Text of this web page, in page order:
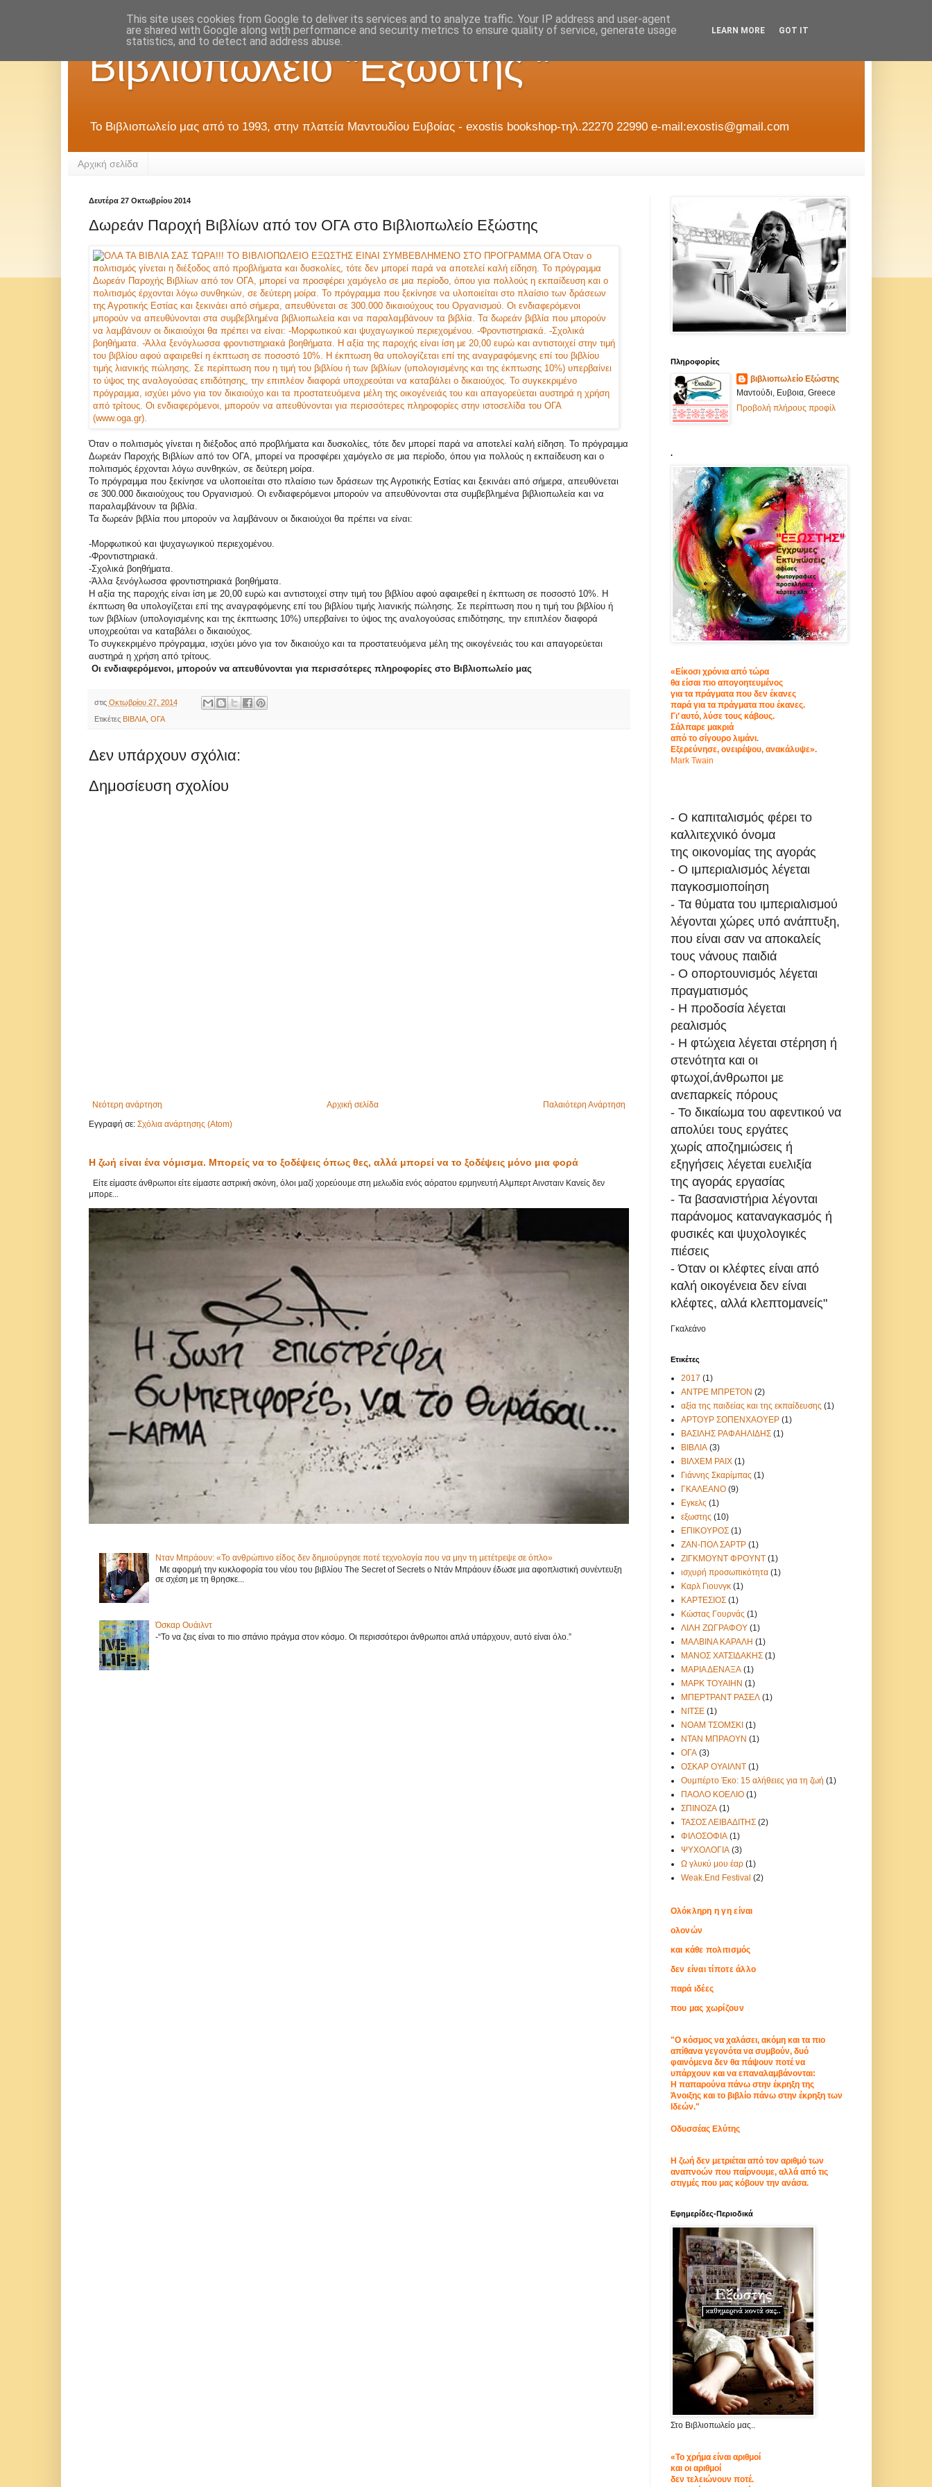
Βιβλιοπωλείο "Εξώστης "
Το Βιβλιοπωλείο μας από το 1993, στην πλατεία Μαντουδίου Ευβοίας - exostis bookshop-τηλ.22270 22990 e-mail:exostis@gmail.com
Αρχική σελίδα
Δευτέρα 27 Οκτωβρίου 2014
Δωρεάν Παροχή Βιβλίων από τον ΟΓΑ στο Βιβλιοπωλείο Εξώστης
Όταν ο πολιτισμός γίνεται η διέξοδος από προβλήματα και δυσκολίες, τότε δεν μπορεί παρά να αποτελεί καλή είδηση. Το πρόγραμμα
Δωρεάν Παροχής Βιβλίων από τον ΟΓΑ, μπορεί να προσφέρει χαμόγελο σε μια περίοδο, όπου για πολλούς η εκπαίδευση και ο
πολιτισμός έρχονται λόγω συνθηκών, σε δεύτερη μοίρα.
Το πρόγραμμα που ξεκίνησε να υλοποιείται στο πλαίσιο των δράσεων της Αγροτικής Εστίας και ξεκινάει από σήμερα, απευθύνεται
σε 300.000 δικαιούχους του Οργανισμού. Οι ενδιαφερόμενοι μπορούν να απευθύνονται στα συμβεβλημένα βιβλιοπωλεία και να
παραλαμβάνουν τα βιβλία.
Τα δωρεάν βιβλία που μπορούν να λαμβάνουν οι δικαιούχοι θα πρέπει να είναι:
-Μορφωτικού και ψυχαγωγικού περιεχομένου.
-Φροντιστηριακά.
-Σχολικά βοηθήματα.
-Άλλα ξενόγλωσσα φροντιστηριακά βοηθήματα.
Η αξία της παροχής είναι ίση με 20,00 ευρώ και αντιστοιχεί στην τιμή του βιβλίου αφού αφαιρεθεί η έκπτωση σε ποσοστό 10%. Η
έκπτωση θα υπολογίζεται επί της αναγραφόμενης επί του βιβλίου τιμής λιανικής πώλησης. Σε περίπτωση που η τιμή του βιβλίου ή
των βιβλίων (υπολογισμένης και της έκπτωσης 10%) υπερβαίνει το ύψος της αναλογούσας επιδότησης, την επιπλέον διαφορά
υποχρεούται να καταβάλει ο δικαιούχος.
Το συγκεκριμένο πρόγραμμα, ισχύει μόνο για τον δικαιούχο και τα προστατευόμενα μέλη της οικογένειάς του και απαγορεύεται
αυστηρά η χρήση από τρίτους.
Οι ενδιαφερόμενοι, μπορούν να απευθύνονται για περισσότερες πληροφορίες στο Βιβλιοπωλείο μας
στις Οκτωβρίου 27, 2014
Ετικέτες ΒΙΒΛΙΑ, ΟΓΑ
Δεν υπάρχουν σχόλια:
Δημοσίευση σχολίου
Νεότερη ανάρτηση Παλαιότερη Ανάρτηση
Αρχική σελίδα
Εγγραφή σε: Σχόλια ανάρτησης (Atom)
Η ζωή είναι ένα νόμισμα. Μπορείς να το ξοδέψεις όπως θες, αλλά μπορεί να το ξοδέψεις μόνο μια φορά
Είτε είμαστε άνθρωποι είτε είμαστε αστρική σκόνη, όλοι μαζί χορεύουμε στη μελωδία ενός αόρατου ερμηνευτή Αλμπερτ Αινσταιν Κανείς δεν
μπορε...
Νταν Μπράουν: «Το ανθρώπινο είδος δεν δημιούργησε ποτέ τεχνολογία που να μην τη μετέτρεψε σε όπλο»
Με αφορμή την κυκλοφορία του νέου του βιβλίου The Secret of Secrets ο Ντάν Μπράουν έδωσε μια αφοπλιστική συνέντευξη
σε σχέση με τη θρησκε...
Όσκαρ Ουάιλντ
-“Το να ζεις είναι το πιο σπάνιο πράγμα στον κόσμο. Οι περισσότεροι άνθρωποι απλά υπάρχουν, αυτό είναι όλο.”
Πληροφορίες
βιβλιοπωλείο Εξώστης
Μαντούδι, Ευβοια, Greece
Προβολή πλήρους προφίλ
.
«Είκοσι χρόνια από τώρα
θα είσαι πιο απογοητευμένος
για τα πράγματα που δεν έκανες
παρά για τα πράγματα που έκανες.
Γι’ αυτό, λύσε τους κάβους.
Σάλπαρε μακριά
από το σίγουρο λιμάνι.
Εξερεύνησε, ονειρέψου, ανακάλυψε».
Mark Twain
- Ο καπιταλισμός φέρει το
καλλιτεχνικό όνομα
της οικονομίας της αγοράς
- Ο ιμπεριαλισμός λέγεται
παγκοσμιοποίηση
- Τα θύματα του ιμπεριαλισμού
λέγονται χώρες υπό ανάπτυξη,
που είναι σαν να αποκαλείς
τους νάνους παιδιά
- Ο οπορτουνισμός λέγεται
πραγματισμός
- Η προδοσία λέγεται
ρεαλισμός
- Η φτώχεια λέγεται στέρηση ή
στενότητα και οι
φτωχοί,άνθρωποι με
ανεπαρκείς πόρους
- Το δικαίωμα του αφεντικού να
απολύει τους εργάτες
χωρίς αποζημιώσεις ή
εξηγήσεις λέγεται ευελιξία
της αγοράς εργασίας
- Τα βασανιστήρια λέγονται
παράνομος καταναγκασμός ή
φυσικές και ψυχολογικές
πιέσεις
- Όταν οι κλέφτες είναι από
καλή οικογένεια δεν είναι
κλέφτες, αλλά κλεπτομανείς"
Γκαλεάνο
Ετικέτες
2017 (1)
ΑΝΤΡΕ ΜΠΡΕΤΟΝ (2)
αξία της παιδείας και της εκπαίδευσης (1)
ΑΡΤΟΥΡ ΣΟΠΕΝΧΑΟΥΕΡ (1)
ΒΑΣΙΛΗΣ ΡΑΦΑΗΛΙΔΗΣ (1)
ΒΙΒΛΙΑ (3)
ΒΙΛΧΕΜ ΡΑΙΧ (1)
Γιάννης Σκαρίμπας (1)
ΓΚΑΛΕΑΝΟ (9)
Εγκελς (1)
εξωστης (10)
ΕΠΙΚΟΥΡΟΣ (1)
ΖΑΝ-ΠΟΛ ΣΑΡΤΡ (1)
ΖΙΓΚΜΟΥΝΤ ΦΡΟΥΝΤ (1)
ισχυρή προσωπικότητα (1)
Καρλ Γιουνγκ (1)
ΚΑΡΤΕΣΙΟΣ (1)
Κώστας Γουρνάς (1)
ΛΙΛΗ ΖΩΓΡΑΦΟΥ (1)
ΜΑΛΒΙΝΑ ΚΑΡΑΛΗ (1)
ΜΑΝΟΣ ΧΑΤΣΙΔΑΚΗΣ (1)
ΜΑΡΙΑ ΔΕΝΑΞΑ (1)
ΜΑΡΚ ΤΟΥΑΙΗΝ (1)
ΜΠΕΡΤΡΑΝΤ ΡΑΣΕΛ (1)
ΝΙΤΣΕ (1)
ΝΟΑΜ ΤΣΟΜΣΚΙ (1)
ΝΤΑΝ ΜΠΡΑΟΥΝ (1)
ΟΓΑ (3)
ΟΣΚΑΡ ΟΥΑΙΛΝΤ (1)
Ουμπέρτο Έκο: 15 αλήθειες για τη ζωή (1)
ΠΑΟΛΟ ΚΟΕΛΙΟ (1)
ΣΠΙΝΟΖΑ (1)
ΤΑΣΟΣ ΛΕΙΒΑΔΙΤΗΣ (2)
ΦΙΛΟΣΟΦΙΑ (1)
ΨΥΧΟΛΟΓΙΑ (3)
Ω γλυκύ μου έαρ (1)
Weak.End Festival (2)
Ολόκληρη η γη είναι
ολονών
και κάθε πολιτισμός
δεν είναι τίποτε άλλο
παρά ιδέες
που μας χωρίζουν
"Ο κόσμος να χαλάσει, ακόμη και τα πιο
απίθανα γεγονότα να συμβούν, δυό
φαινόμενα δεν θα πάψουν ποτέ να
υπάρχουν και να επαναλαμβάνονται:
Η παπαρούνα πάνω στην έκρηξη της
Άνοιξης και το βιβλίο πάνω στην έκρηξη των
Ιδεών."
Οδυσσέας Ελύτης
Η ζωή δεν μετριέται από τον αριθμό των
αναπνοών που παίρνουμε, αλλά από τις
στιγμές που μας κόβουν την ανάσα.
Εφημερίδες-Περιοδικά
Στο Βιβλιοπωλείο μας..
«Το χρήμα είναι αριθμοί
και οι αριθμοί
δεν τελειώνουν ποτέ.
This site uses cookies from Google to deliver its services and to analyze traffic. Your IP address and user-agent
are shared with Google along with performance and security metrics to ensure quality of service, generate usage
statistics, and to detect and address abuse.
LEARN MORE GOT IT